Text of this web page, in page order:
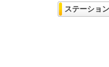
ステーショ